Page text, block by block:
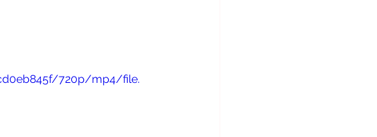
720p/mp4/file.